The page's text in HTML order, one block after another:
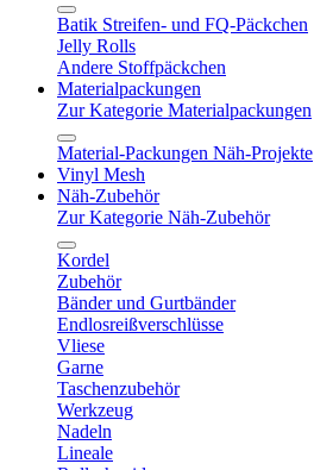
Batik Streifen- und FQ-Päckchen
Jelly Rolls
Andere Stoffpäckchen
Materialpackungen
Zur Kategorie Materialpackungen
Material-Packungen Näh-Projekte
Vinyl Mesh
Näh-Zubehör
Zur Kategorie Näh-Zubehör
Kordel
Zubehör
Bänder und Gurtbänder
Endlosreißverschlüsse
Vliese
Garne
Taschenzubehör
Werkzeug
Nadeln
Lineale